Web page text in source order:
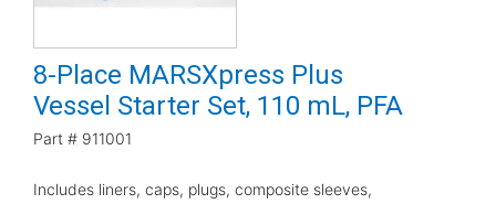
8-Place MARSXpress Plus
Vessel Starter Set, 110 mL, PFA
Part # 911001
Includes liners, caps, plugs, composite sleeves,